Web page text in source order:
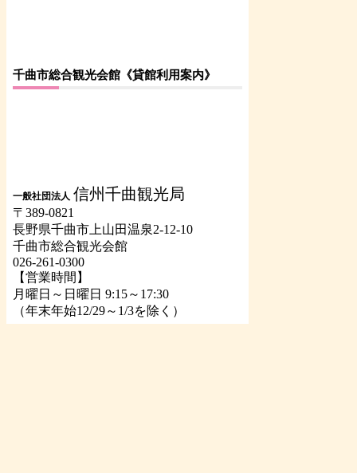
千曲市総合観光会館《貸館利用案内》
一般社団法人 信州千曲観光局
〒389-0821
長野県千曲市上山田温泉2-12-10
千曲市総合観光会館
026-261-0300
【営業時間】
月曜日～日曜日 9:15～17:30
（年末年始12/29～1/3を除く）